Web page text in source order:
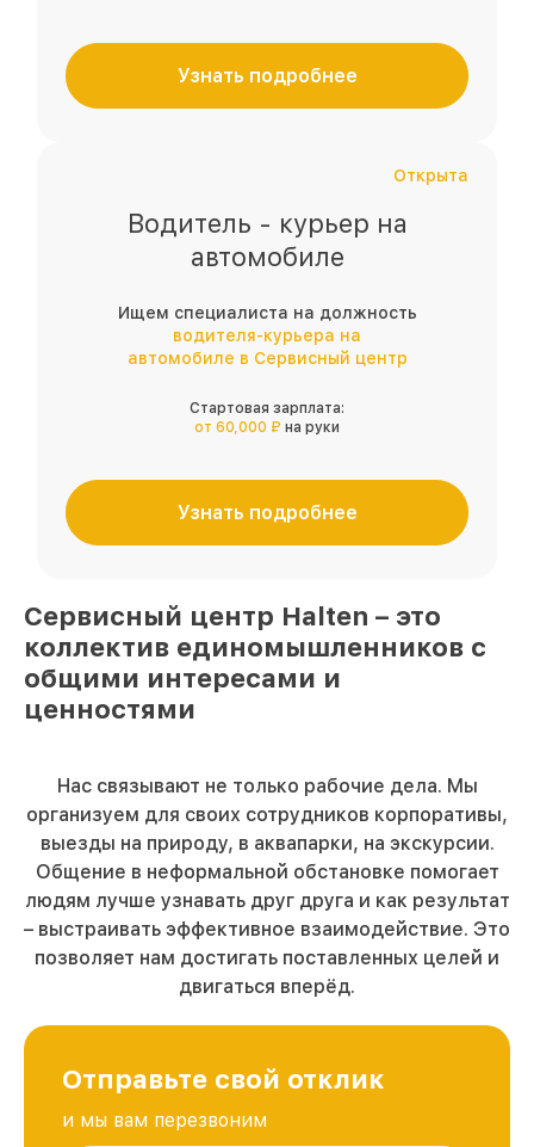
Узнать подробнее
Открыта
Водитель - курьер на
автомобиле
Ищем специалиста на должность
водителя-курьера на
автомобиле в Сервисный центр
Стартовая зарплата:
от 60,000 ₽ на руки
Узнать подробнее
Сервисный центр Halten – это
коллектив единомышленников с
общими интересами и
ценностями
Нас связывают не только рабочие дела. Мы
организуем для своих сотрудников корпоративы,
выезды на природу, в аквапарки, на экскурсии.
Общение в неформальной обстановке помогает
людям лучше узнавать друг друга и как результат
– выстраивать эффективное взаимодействие. Это
позволяет нам достигать поставленных целей и
двигаться вперёд.
Отправьте свой отклик
и мы вам перезвоним